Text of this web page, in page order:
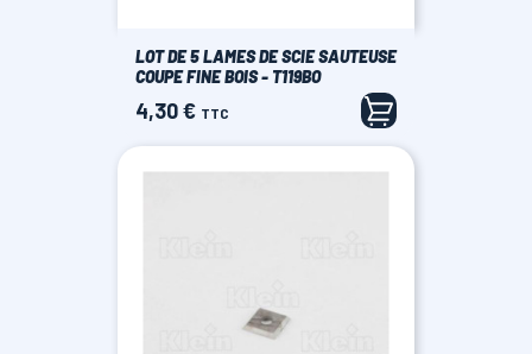
LOT DE 5 LAMES DE SCIE SAUTEUSE
COUPE FINE BOIS - T119BO
Prix
4,30 € TTC